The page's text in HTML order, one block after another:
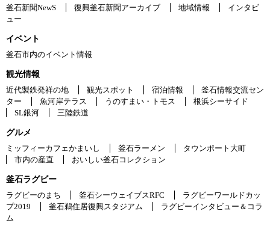
釜石新聞NewS
復興釜石新聞アーカイブ 地域情報
インタビ
ュー
イベント
釜石市内のイベント情報
観光情報
近代製鉄発祥の地
観光スポット 宿泊情報
釜石情報交流セン
ター
魚河岸テラス うのすまい・トモス
根浜シーサイド
SL銀河
三陸鉄道
グルメ
ミッフィーカフェかまいし
釜石ラーメン
タウンポート大町
市内の産直
おいしい釜石コレクション
釜石ラグビー
ラグビーのまち
釜石シーウェイブスRFC
ラグビーワールドカッ
プ2019
釜石鵜住居復興スタジアム
ラグビーインタビュー＆コラ
ム